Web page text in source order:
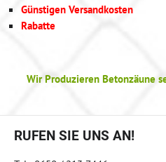
Günstigen Versandkosten
Rabatte
Wir Produzieren Betonzäune
RUFEN SIE UNS AN!